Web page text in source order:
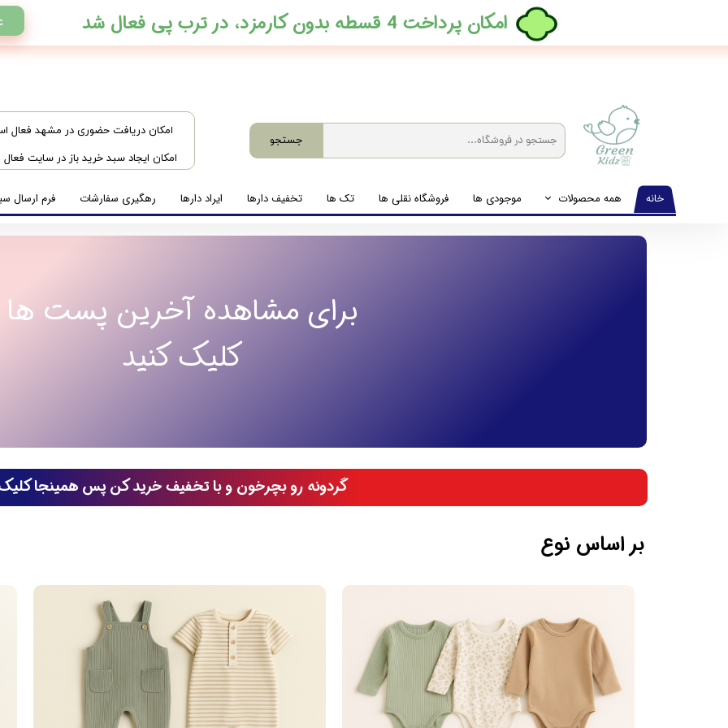
​امکان دریافت حضوری در مشهد فعال
امکان ایجاد سبد خرید باز در سایت
جستجو
خانه همه محصولات
لباس نوزاد تا نوجوان
موجودی ها فروشگاه نقلی ها تک ها تخفیف دارها ایراد دارها رهگیری سفارشات فرم ارسال
​امکان پرداخت 4 قسطه بدون کارمزد، در ترب پی فعال شد
برای مشاهده آخرین پست ها
کلیک کنید
گردونه رو بچرخون و با تخفیف خرید کن پس همینجا
بر اساس نوع